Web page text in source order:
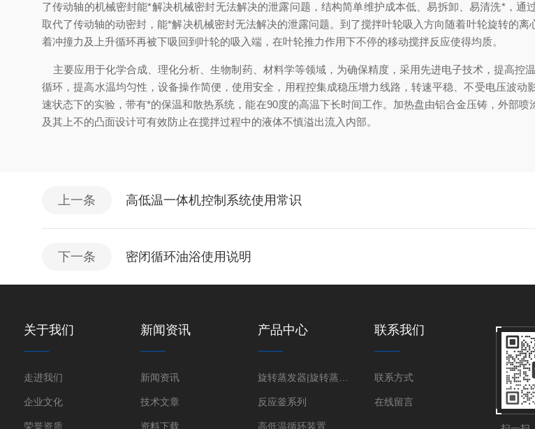
了传动轴的机械密封能*解决机械密封无法解决的泄露问题，结构简单维护成本低、易拆卸、易清洗*，
取代了传动轴的动密封，能*解决机械密封无法解决的泄露问题。到了搅拌叶轮吸入方向随着叶轮旋转的
着冲撞力及上升循环再被下吸回到叶轮的吸入端，在叶轮推力作用下不停的移动搅拌反应使得均质。
主要应用于化学合成、理化分析、生物制药、材料学等领域，为确保精度，采用先进电子技术，提高控
循环，提高水温均匀性，设备操作简便，使用安全，用程控集成稳压增力线路，转速平稳、不受电压波
速状态下的实验，带有*的保温和散热系统，能在90度的高温下长时间工作。加热盘由铝合金压铸，外部
及其上不的凸面设计可有效防止在搅拌过程中的液体不慎溢出流入内部。
上一条 高低温一体机控制系统使用常识
下一条 密闭循环油浴使用说明
关于我们
走进我们
企业文化
荣誉资质
新闻资讯
新闻资讯
技术文章
资料下载
产品中心
反应釜系列
高低温循环装置
联系我们
联系方式
在线留言